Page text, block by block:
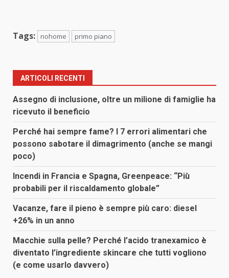
Tags: nohome primo piano
ARTICOLI RECENTI
Assegno di inclusione, oltre un milione di famiglie ha
ricevuto il beneficio
Perché hai sempre fame? I 7 errori alimentari che
possono sabotare il dimagrimento (anche se mangi
poco)
Incendi in Francia e Spagna, Greenpeace: “Più
probabili per il riscaldamento globale”
Vacanze, fare il pieno è sempre più caro: diesel
+26% in un anno
Macchie sulla pelle? Perché l’acido tranexamico è
diventato l’ingrediente skincare che tutti vogliono
(e come usarlo davvero)